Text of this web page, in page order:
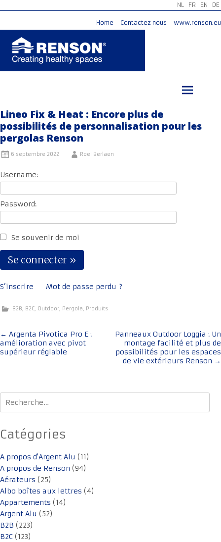
NL FR EN DE
Home Contactez nous www.renson.eu
Lineo Fix & Heat : Encore plus de
possibilités de personnalisation pour les
pergolas Renson
6 septembre 2022 Roel Berlaen
Username:
Password:
Se souvenir de moi
S’inscrire Mot de passe perdu ?
B2B, B2C, Outdoor, Pergola, Produits
Navigation
de
← Argenta Pivotica Pro E :
amélioration avec pivot
supérieur réglable
Panneaux Outdoor Loggia : Un
montage facilité et plus de
possibilités pour les espaces
de vie extérieurs Renson →
Rechercher :
Catégories
A propos d'Argent Alu (11)
A propos de Renson (94)
Aérateurs (25)
Albo boîtes aux lettres (4)
Appartements (14)
Argent Alu (52)
B2B (223)
B2C (123)